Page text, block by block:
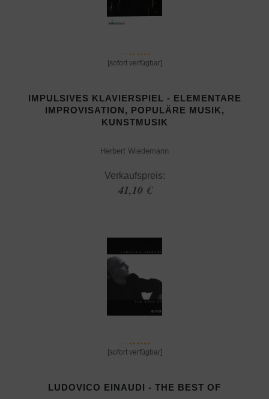
[sofort verfügbar]
IMPULSIVES KLAVIERSPIEL - ELEMENTARE
IMPROVISATION, POPULÄRE MUSIK,
KUNSTMUSIK
Herbert Wiedemann
Verkaufspreis:
41,10 €
[sofort verfügbar]
LUDOVICO EINAUDI - THE BEST OF